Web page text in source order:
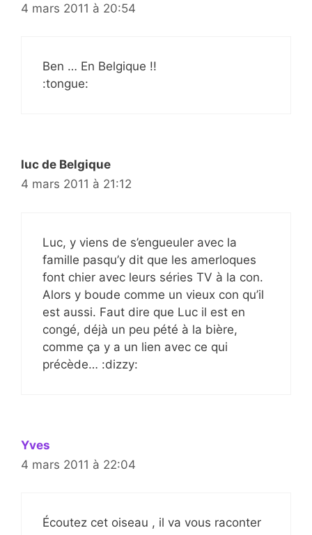
4 mars 2011 à 20:54
Ben … En Belgique !!
:tongue:
luc de Belgique
4 mars 2011 à 21:12
Luc, y viens de s’engueuler avec la
famille pasqu’y dit que les amerloques
font chier avec leurs séries TV à la con.
Alors y boude comme un vieux con qu’il
est aussi. Faut dire que Luc il est en
congé, déjà un peu pété à la bière,
comme ça y a un lien avec ce qui
précède… :dizzy:
Yves
4 mars 2011 à 22:04
Écoutez cet oiseau , il va vous raconter